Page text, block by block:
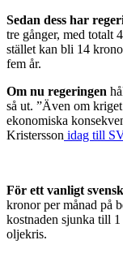
Sedan dess har
tre gånger, med totalt
stället kan bli 14
fem år.
Om nu regeringen
så ut. ”Även om
ekonomiska
Kristersson idag till
För ett vanligt
kronor per månad på
kostnaden sjunka till
oljekris.